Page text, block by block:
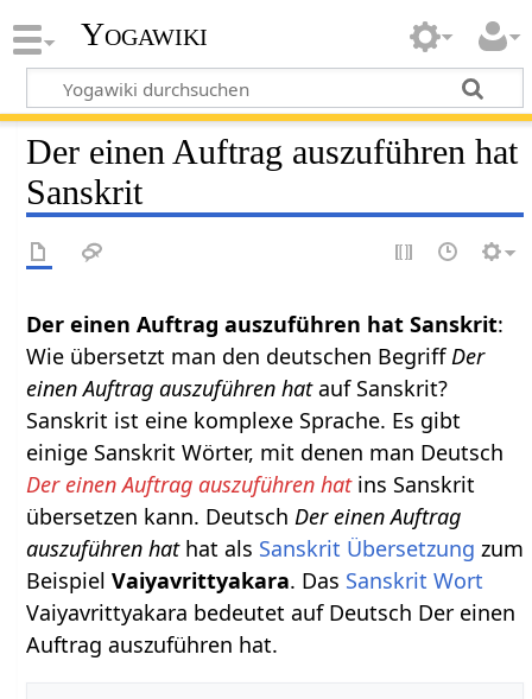
Yogawiki
Der einen Auftrag auszuführen hat
Sanskrit
Der einen Auftrag auszuführen hat Sanskrit:
Wie übersetzt man den deutschen BegriffDer
einen Auftrag auszuführen hatauf Sanskrit?
Sanskrit ist eine komplexe Sprache. Es gibt
einige Sanskrit Wörter, mit denen man Deutsch
Der einen Auftrag auszuführen hatins Sanskrit
übersetzen kann. DeutschDer einen Auftrag
auszuführen hat hat als Sanskrit Übersetzung zum
BeispielVaiyavrittyakara. Das Sanskrit Wort
Vaiyavrittyakara bedeutet auf Deutsch Der einen
Auftrag auszuführen hat.